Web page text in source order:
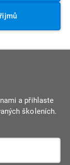
a přihlaste
školeních.